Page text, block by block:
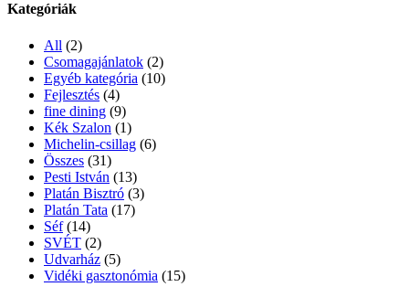
Kategóriák
All (2)
Csomagajánlatok (2)
Egyéb kategória (10)
Fejlesztés (4)
fine dining (9)
Kék Szalon (1)
Michelin-csillag (6)
Összes (31)
Pesti István (13)
Platán Bisztró (3)
Platán Tata (17)
Séf(14)
SVÉT (2)
Udvarház (5)
Vidéki gasztonómia (15)